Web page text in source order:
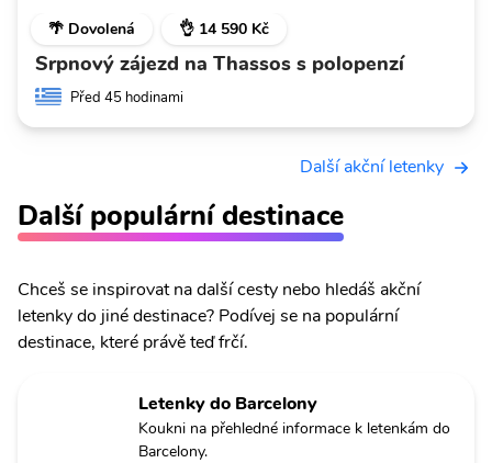
🌴 Dovolená 👌 14 590 Kč
Srpnový zájezd na Thassos s polopenzí
Před 45 hodinami
Další akční letenky
Další populární destinace
Chceš se inspirovat na další cesty nebo hledáš akční
letenky do jiné destinace? Podívej se na populární
destinace, které právě teď frčí.
Letenky do Barcelony
Koukni na přehledné informace k letenkám do
Barcelony.